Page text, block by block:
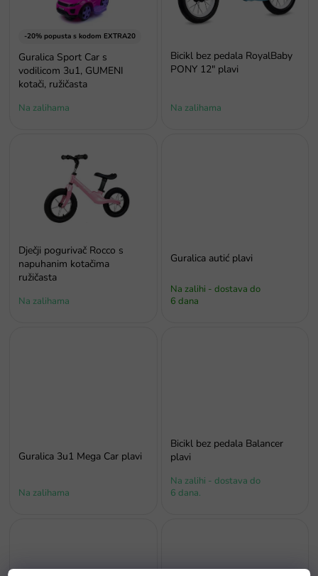
-20% popusta s kodom EXTRA20
Guralica Sport Car s
vodilicom 3u1, GUMENI
kotači, ružičasta
Na zalihama
Bicikl bez pedala RoyalBaby
PONY 12" plavi
Na zalihama
Dječji pogurivač Rocco s
napuhanim kotačima
ružičasta
Na zalihama
Guralica autić plavi
Na zalihi - dostava do
6 dana
Guralica 3u1 Mega Car plavi
Na zalihama
Bicikl bez pedala Balancer
plavi
Na zalihi - dostava do
6 dana.